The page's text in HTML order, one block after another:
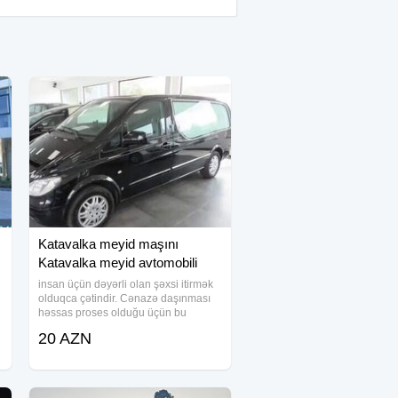
Katavalka meyid maşını
Katavalka meyid avtomobili
dəfn
insan üçün dəyərli olan şəxsi itirmək
olduqca çətindir. Cənazə daşınması
həssas proses olduğu üçün bu
Cənazə daşınması xidməti ölkə
imkanı verir
20 AZN